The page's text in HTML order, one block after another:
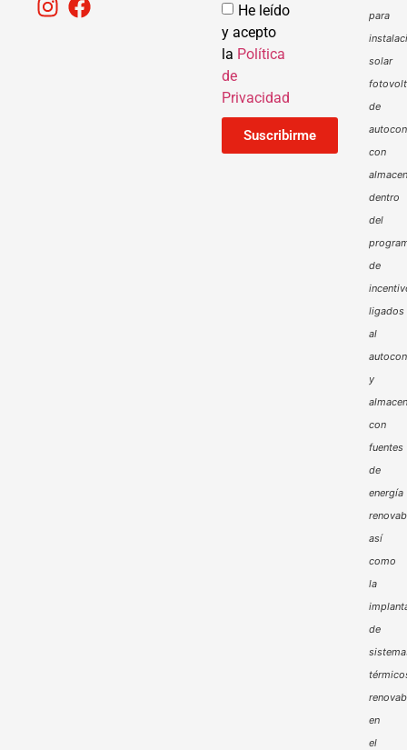
He leído
y acepto
la Política
de
Privacidad
Suscribirme
para
solar
de
con
dentro
del
de
ligados
al
y
con
fuentes
de
energía
así
como
la
de
en
el